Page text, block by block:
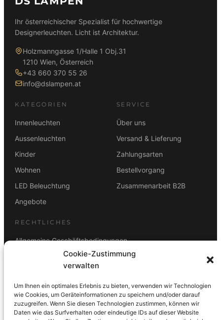
Cookie-Zustimmung
verwalten
Um Ihnen ein optimales Erlebnis zu bieten, verwenden wir Technologien
wie Cookies, um Geräteinformationen zu speichern und/oder darauf
zuzugreifen. Wenn Sie diesen Technologien zustimmen, können wir
Daten wie das Surfverhalten oder eindeutige IDs auf dieser Website
Ihr österreichischer Spezialist für hochwertige
Designerleuchten. Licht ist Architektur.
Holzmanngasse 1/Halle 1 Obj.31
1210 Wien, Österreich
+43 660 370 55 26
info@dslampen.at
KATEGORIEN
Innenleuchten
Aussenleuchten
Kinder
Wohnen
LED Beleuchtung
Angebote
SERVICE
Über uns
Versand & Lieferung
Zahlungsarten
Bestellvorgang
Zusammenarbeit B2B
RECHTLICHES
Allgemeine Geschäftsbedingungen
Rücktrittsbelehrung
ZAHLUNGSARTEN